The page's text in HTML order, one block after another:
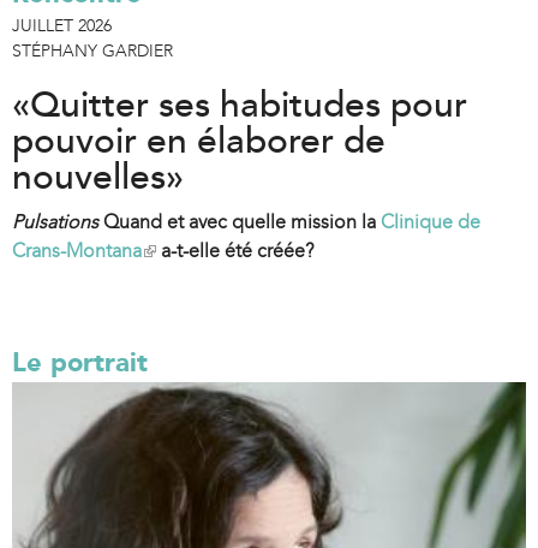
JUILLET 2026
STÉPHANY GARDIER
«Quitter ses habitudes pour
pouvoir en élaborer de
nouvelles»
PulsationsQuand et avec quelle mission la Clinique de
Crans-Montana(
k
i
a-t-elle été créée?
Le portrait